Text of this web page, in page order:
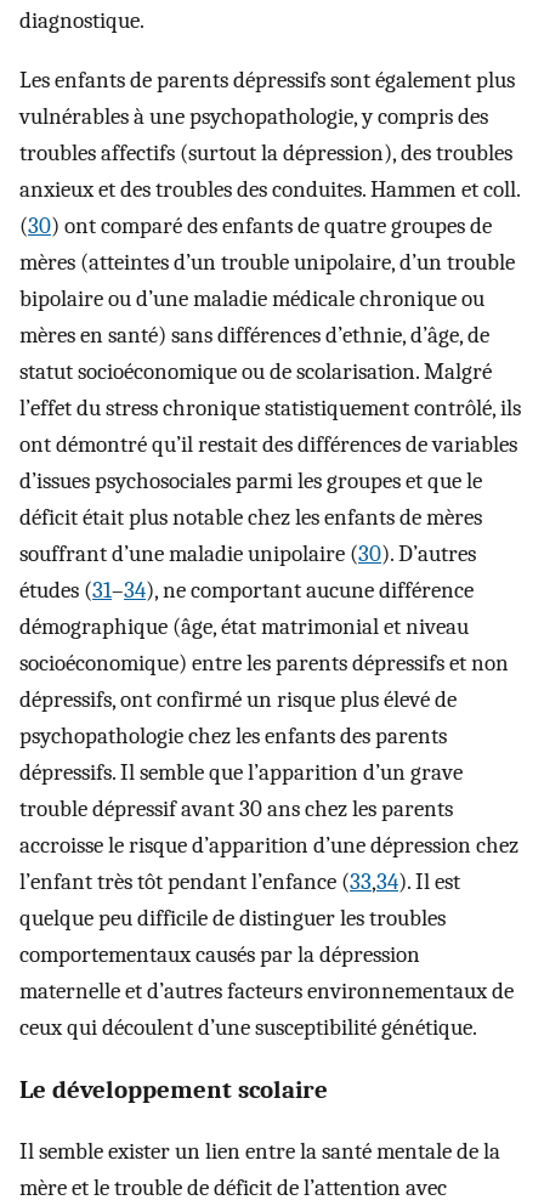
diagnostique.
Les enfants de parents dépressifs sont également plus
vulnérables à une psychopathologie, y compris des
troubles affectifs (surtout la dépression), des troubles
anxieux et des troubles des conduites. Hammen et coll.
(30) ont comparé des enfants de quatre groupes de
mères (atteintes d’un trouble unipolaire, d’un trouble
bipolaire ou d’une maladie médicale chronique ou
mères en santé) sans différences d’ethnie, d’âge, de
statut socioéconomique ou de scolarisation. Malgré
l’effet du stress chronique statistiquement contrôlé, ils
ont démontré qu’il restait des différences de variables
d’issues psychosociales parmi les groupes et que le
déficit était plus notable chez les enfants de mères
souffrant d’une maladie unipolaire (30). D’autres
études (31–34), ne comportant aucune différence
démographique (âge, état matrimonial et niveau
socioéconomique) entre les parents dépressifs et non
dépressifs, ont confirmé un risque plus élevé de
psychopathologie chez les enfants des parents
dépressifs. Il semble que l’apparition d’un grave
trouble dépressif avant 30 ans chez les parents
accroisse le risque d’apparition d’une dépression chez
l’enfant très tôt pendant l’enfance (33,34). Il est
quelque peu difficile de distinguer les troubles
comportementaux causés par la dépression
maternelle et d’autres facteurs environnementaux de
ceux qui découlent d’une susceptibilité génétique.
Le développement scolaire
Il semble exister un lien entre la santé mentale de la
mère et le trouble de déficit de l’attention avec